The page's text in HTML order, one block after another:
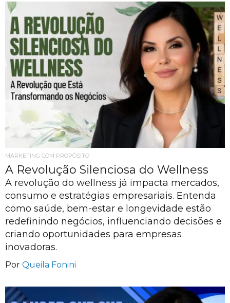
MARKETING COM PROPÓSITO
A Revolução Silenciosa do Wellness
A revolução do wellness já impacta mercados,
consumo e estratégias empresariais. Entenda
como saúde, bem-estar e longevidade estão
redefinindo negócios, influenciando decisões e
criando oportunidades para empresas
inovadoras.
Por Queila Fonini